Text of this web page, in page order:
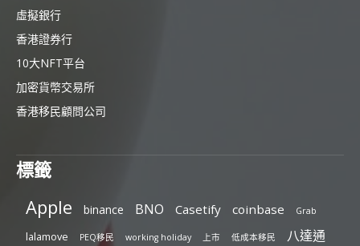
虛擬銀行
香港證券行
10大NFT平台
加密貨幣交易所
香港移民顧問公司
標籤
Apple binance BNO Casetify coinbase Grab
lalamove PEQ移民 working holiday 上市 低成本移民 八達通